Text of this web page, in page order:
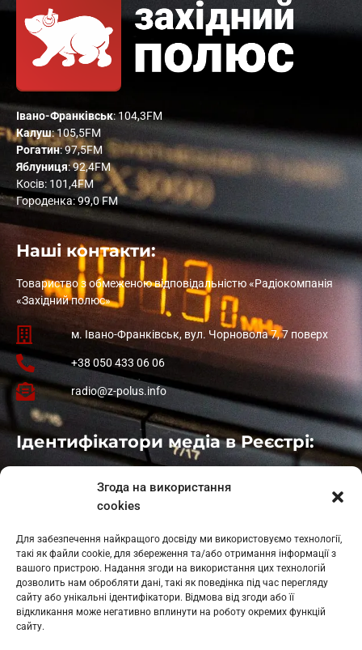
Згода на використання
cookies
Для забезпечення найкращого досвіду ми використовуємо технології,
такі як файли cookie, для збереження та/або отримання інформації з
вашого пристрою. Надання згоди на використання цих технологій
дозволить нам обробляти дані, такі як поведінка під час перегляду
сайту або унікальні ідентифікатори. Відмова від згоди або її
відкликання може негативно вплинути на роботу окремих функцій
сайту.
Івано-Франківськ: 104,3FM
Калуш: 105,5FM
Рогатин: 97,5FM
Яблуниця: 92,4FM
Косів: 101,4FM
Городенка: 99,0 FM
Наші контакти:
Товариство з обмеженою відповідальністю «Радіокомпанія
«Західний полюс»
м. Івано-Франківськ, вул. Чорновола 7, 7 поверх
+38 050 433 06 06
radio@z-polus.info
Ідентифікатори медіа в Реєстрі:
: L11-01410
: L11-01801
Косів: L11-01805
Гарасимів: L11-02274